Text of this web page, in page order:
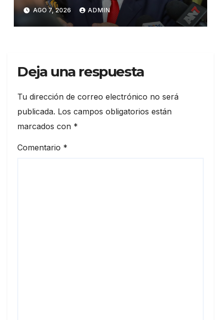
Suprema Corte de Justicia
AGO 7, 2026 ADMIN
Deja una respuesta
Tu dirección de correo electrónico no será
publicada. Los campos obligatorios están
marcados con *
Comentario *